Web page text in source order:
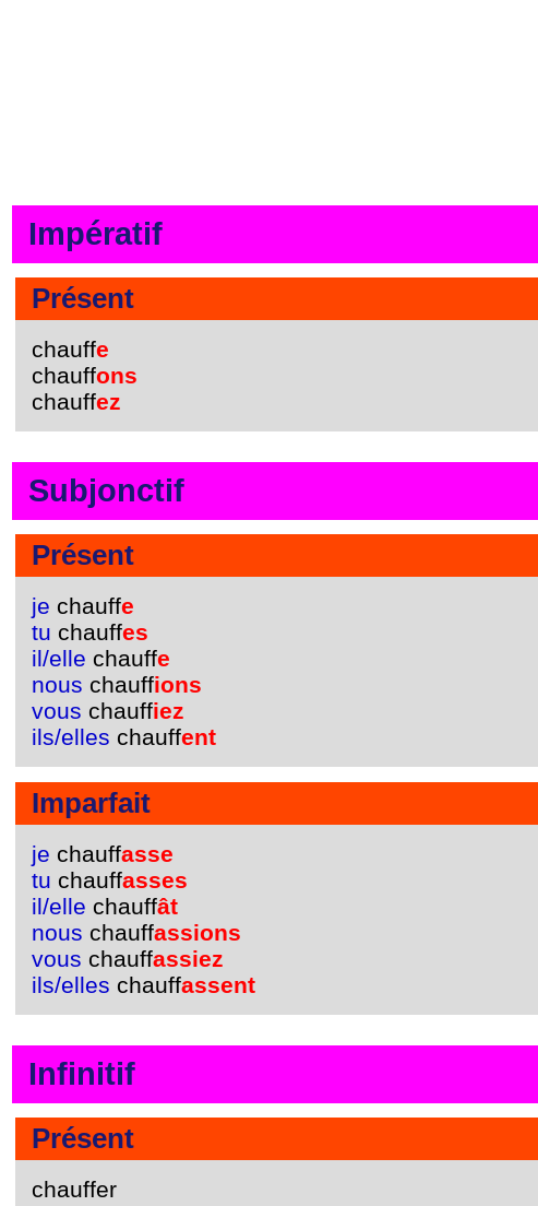
Impératif
Présent
chauffe
chauffons
chauffez
Subjonctif
Présent
je chauffe
tu chauffes
il/elle chauffe
nous chauffions
vous chauffiez
ils/elles chauffent
Imparfait
je chauffasse
tu chauffasses
il/elle chauffât
nous chauffassions
vous chauffassiez
ils/elles chauffassent
Infinitif
Présent
chauffer